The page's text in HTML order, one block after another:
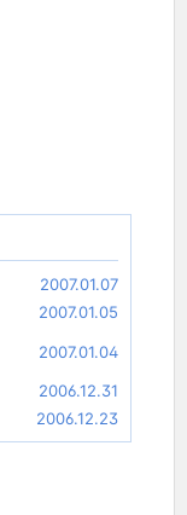
2007.01.07
2007.01.05
2007.01.04
2006.12.31
2006.12.23